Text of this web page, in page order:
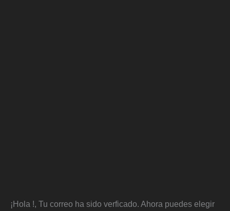
¡Hola !, Tu correo ha sido verficado. Ahora puedes elegir